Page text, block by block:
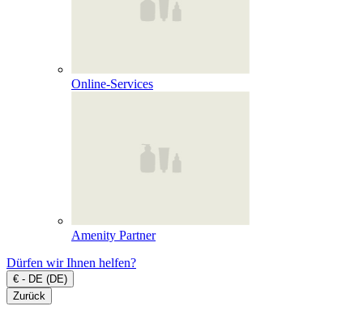
Online‑Services
Amenity Partner
Dürfen wir Ihnen helfen?
€ - DE (DE)
Zurück